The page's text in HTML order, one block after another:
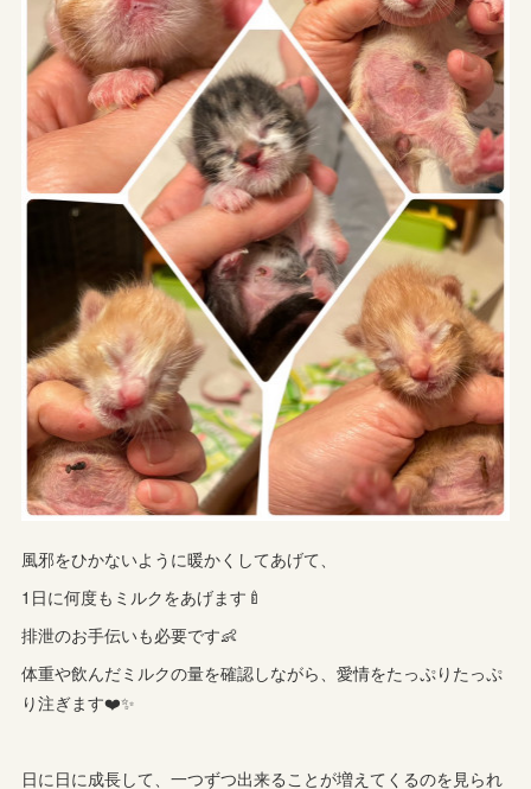
風邪をひかないように暖かくしてあげて、
1日に何度もミルクをあげます🍼
排泄のお手伝いも必要です👶
体重や飲んだミルクの量を確認しながら、愛情をたっぷりたっぷ
り注ぎます❤️✨
日に日に成長して、一つずつ出来ることが増えてくるのを見られ